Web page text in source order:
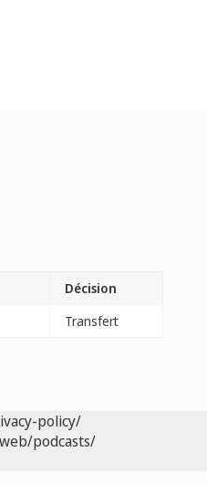
Décision
Transfert
policy/
podcasts/